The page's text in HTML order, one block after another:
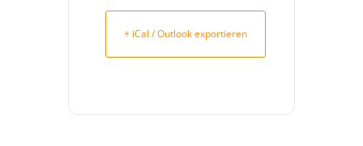
+ iCal / Outlook exportieren